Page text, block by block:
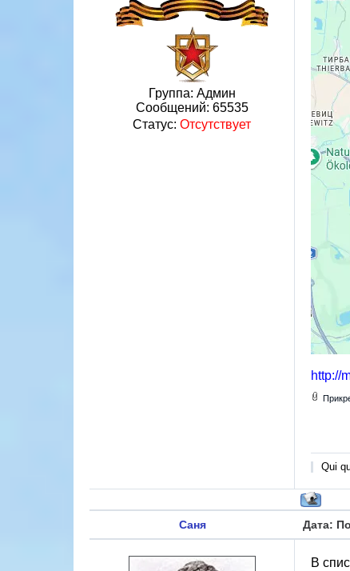
Группа: Админ
Сообщений: 65535
Статус: Отсутствует
http://
Qui
Саня Дата:
В